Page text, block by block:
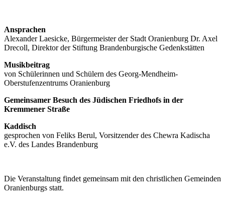
Ansprachen
Alexander Laesicke, Bürgermeister der Stadt Oranienburg Dr. Axel
Drecoll, Direktor der Stiftung Brandenburgische Gedenkstätten
Musikbeitrag
von Schülerinnen und Schülern des Georg-Mendheim-
Oberstufenzentrums Oranienburg
Gemeinsamer Besuch des Jüdischen Friedhofs in der
Kremmener Straße
Kaddisch
gesprochen von Feliks Berul, Vorsitzender des Chewra Kadischa
e.V. des Landes Brandenburg
Die Veranstaltung findet gemeinsam mit den christlichen Gemeinden
Oranienburgs statt.